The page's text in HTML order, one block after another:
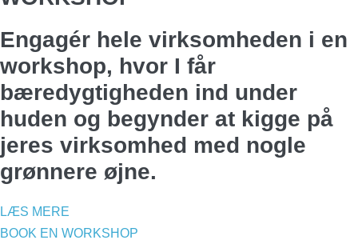
Engagér hele virksomheden i en
workshop, hvor I får
bæredygtigheden ind under
huden og begynder at kigge på
jeres virksomhed med nogle
grønnere øjne.
LÆS MERE
BOOK EN WORKSHOP